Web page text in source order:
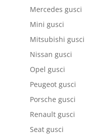
Mercedes gusci
Mini gusci
Mitsubishi gusci
Nissan gusci
Opel gusci
Peugeot gusci
Porsche gusci
Renault gusci
Seat gusci